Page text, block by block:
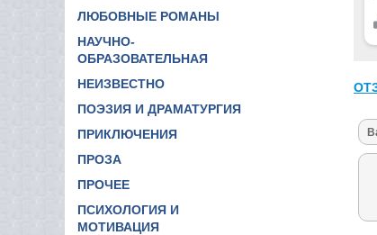
ЛЮБОВНЫЕ РОМАНЫ
НАУЧНО-
ОБРАЗОВАТЕЛЬНАЯ
НЕИЗВЕСТНО
ПОЭЗИЯ И ДРАМАТУРГИЯ
ПРИКЛЮЧЕНИЯ
ПРОЗА
ПРОЧЕЕ
ПСИХОЛОГИЯ И
МОТИВАЦИЯ